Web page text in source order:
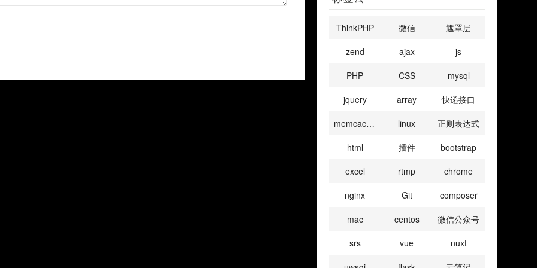
ThinkPHP 微信
遮罩层
zend
ajax
js
PHP
CSS
mysql
jquery
array
快递接口
memcached
linux
正则表达式
html
插件
bootstrap
excel
rtmp
chrome
nginx
Git
composer
mac
centos
微信公众号
srs
vue
nuxt